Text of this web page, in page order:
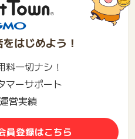
はじめよう！
料一切ナシ！
マーサポート
営実績
員登録はこちら